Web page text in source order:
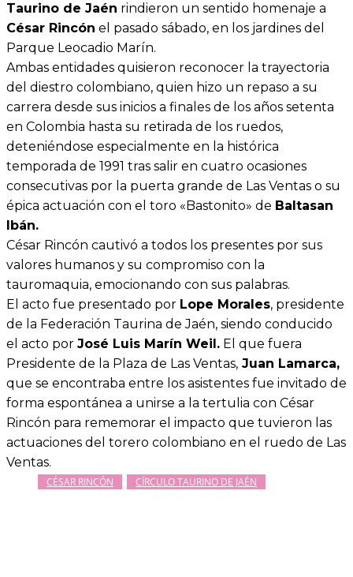
Taurino de Jaén rindieron un sentido homenaje a
César Rincón el pasado sábado, en los jardines del
Parque Leocadio Marín.
Ambas entidades quisieron reconocer la trayectoria
del diestro colombiano, quien hizo un repaso a su
carrera desde sus inicios a finales de los años setenta
en Colombia hasta su retirada de los ruedos,
deteniéndose especialmente en la histórica
temporada de 1991 tras salir en cuatro ocasiones
consecutivas por la puerta grande de Las Ventas o su
épica actuación con el toro «Bastonito» de Baltasan
Ibán.
César Rincón cautivó a todos los presentes por sus
valores humanos y su compromiso con la
tauromaquia, emocionando con sus palabras.
El acto fue presentado por Lope Morales, presidente
de la Federación Taurina de Jaén, siendo conducido
el acto por José Luis Marín Weil. El que fuera
Presidente de la Plaza de Las Ventas, Juan Lamarca,
que se encontraba entre los asistentes fue invitado de
forma espontánea a unirse a la tertulia con César
Rincón para rememorar el impacto que tuvieron las
actuaciones del torero colombiano en el ruedo de Las
Ventas.
CÉSAR RINCÓN CÍRCULO TAURINO DE JAÉN